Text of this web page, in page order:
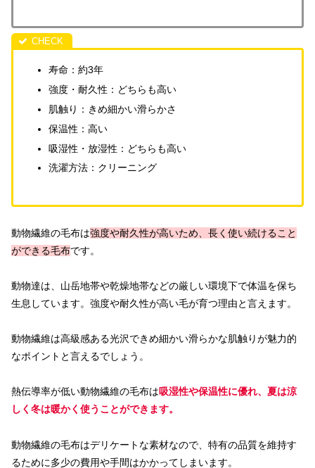
寿命：約3年
強度・耐久性：どちらも高い
肌触り：きめ細かい滑らかさ
保温性：高い
吸湿性・放湿性：どちらも高い
洗濯方法：クリーニング
動物繊維の毛布は強度や耐久性が高いため、長く使い続けること
ができる毛布です。
動物達は、山岳地帯や乾燥地帯などの厳しい環境下で体温を保ち
生息しています。強度や耐久性が高い毛が育つ理由と言えます。
動物繊維は高級感ある光沢できめ細かい滑らかな肌触りが魅力的
なポイントと言えるでしょう。
熱伝導率が低い動物繊維の毛布は吸湿性や保温性に優れ、夏は涼
しく冬は暖かく使うことができます。
動物繊維の毛布はデリケートな素材なので、特有の品質を維持す
るために多少の費用や手間はかかってしまいます。